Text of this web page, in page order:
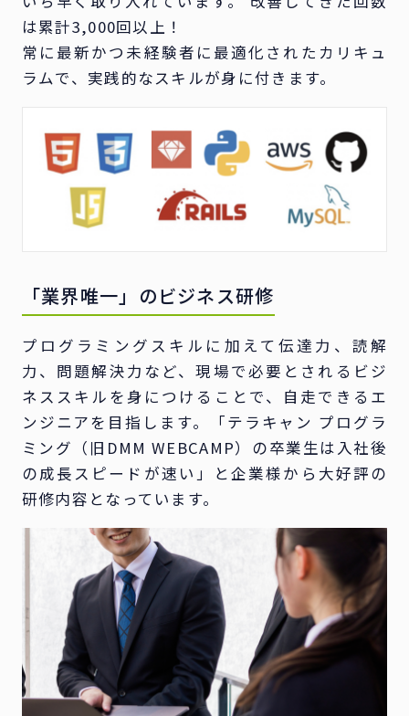
は累計3,000回以上！
常に最新かつ未経験者に最適化されたカリキュ
ラムで、実践的なスキルが身に付きます。
「業界唯一」のビジネス研修
プログラミングスキルに加えて伝達力、読解
力、問題解決力など、現場で必要とされるビジ
ネススキルを身につけることで、自走できるエ
ンジニアを目指します。「テラキャン プログラ
ミング（旧DMM WEBCAMP）の卒業生は入社後
の成長スピードが速い」と企業様から大好評の
研修内容となっています。